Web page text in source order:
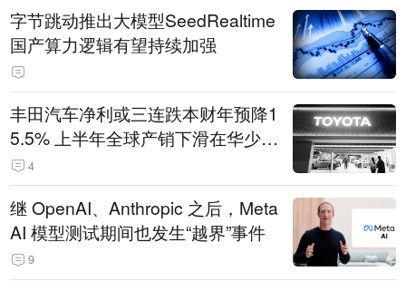
字节跳动推出大模型SeedRealtime
国产算力逻辑有望持续加强
丰田汽车净利或三连跌本财年预降1
5.5% 上半年全球产销下滑在华少卖
14.3万辆
4
继 OpenAI、Anthropic 之后，Meta
AI 模型测试期间也发生“越界”事件
9